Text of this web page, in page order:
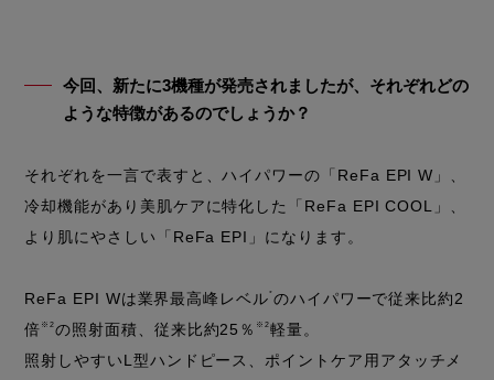
今回、新たに3機種が発売されましたが、それぞれどの
ような特徴があるのでしょうか？
それぞれを一言で表すと、ハイパワーの「ReFa EPI W」、
冷却機能があり美肌ケアに特化した「ReFa EPI COOL」、
より肌にやさしい「ReFa EPI」になります。
ReFa EPI Wは業界最高峰レベル*のハイパワーで従来比約2
倍 ※2の照射面積、従来比約25％ ※2軽量。
照射しやすいL型ハンドピース、ポイントケア用アタッチメ